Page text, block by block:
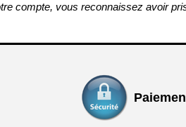
compte, vous reconnaissez avoir